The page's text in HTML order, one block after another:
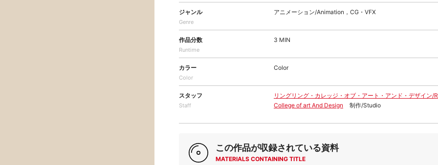
ジャンル
Genre
アニメーション/Animation，CG・VFX
作品分数
Runtime
3 MIN
カラー
Color
Color
スタッフ
Staff
リングリング・カレッジ・オブ・アート・アンド・デザイン/
College of art And Design
制作/Studio
この作品が収録されている資料
MATERIALS CONTAINING TITLE